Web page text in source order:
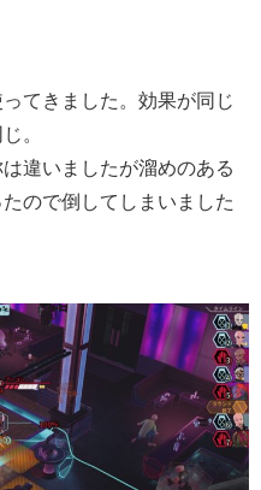
てきました。効果が同じ
。
違いましたが溜めのある
ので倒してしまいました